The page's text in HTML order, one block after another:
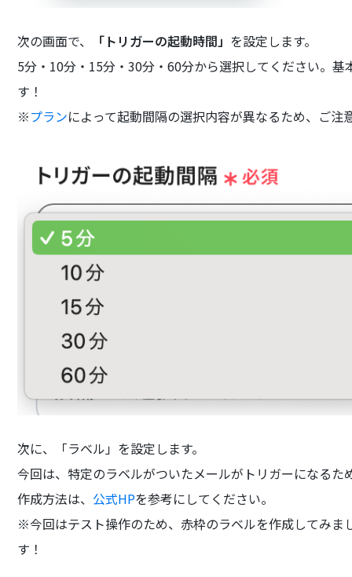
次の画面で、 「トリガーの起動時間」 を設定します。
5分・10分・15分・30分・60分から選択してください。
す！
※プランによって起動間隔の選択内容が異なるため、ご注
次に、「ラベル」を設定します。
今回は、特定のラベルがついたメールがトリガーになる
作成方法は、 公式HPを参考にしてください。
※今回はテスト操作のため、赤枠のラベルを作成してみ
す！